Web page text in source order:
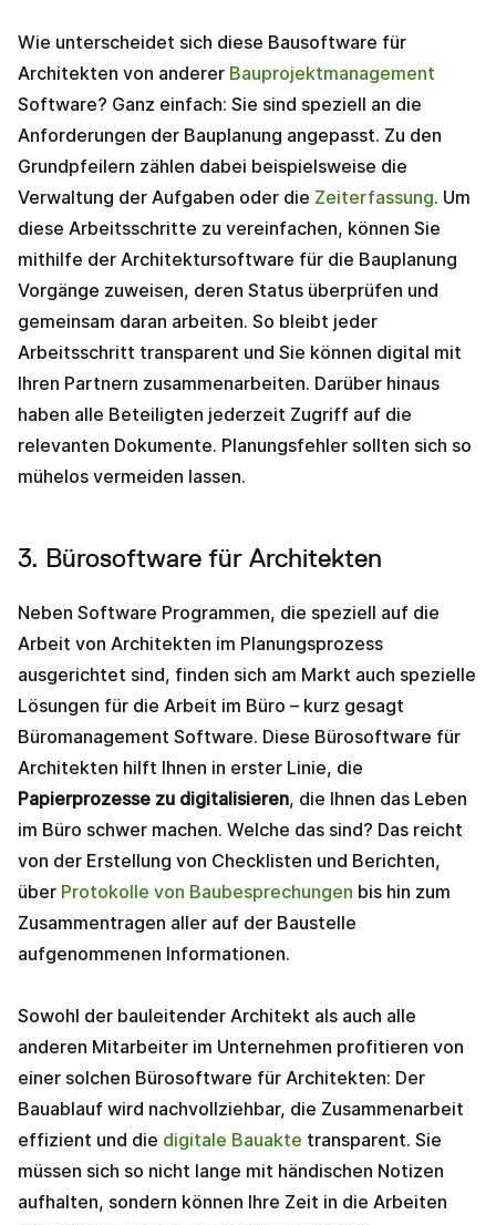
Wie unterscheidet sich diese Bausoftware für
Architekten von anderer Bauprojektmanagement
Software? Ganz einfach: Sie sind speziell an die
Anforderungen der Bauplanung angepasst. Zu den
Grundpfeilern zählen dabei beispielsweise die
Verwaltung der Aufgaben oder die Zeiterfassung. Um
diese Arbeitsschritte zu vereinfachen, können Sie
mithilfe der Architektursoftware für die Bauplanung
Vorgänge zuweisen, deren Status überprüfen und
gemeinsam daran arbeiten. So bleibt jeder
Arbeitsschritt transparent und Sie können digital mit
Ihren Partnern zusammenarbeiten. Darüber hinaus
haben alle Beteiligten jederzeit Zugriff auf die
relevanten Dokumente. Planungsfehler sollten sich so
mühelos vermeiden lassen.
3. Bürosoftware für Architekten
Neben Software Programmen, die speziell auf die
Arbeit von Architekten im Planungsprozess
ausgerichtet sind, finden sich am Markt auch spezielle
Lösungen für die Arbeit im Büro – kurz gesagt
Büromanagement Software. Diese Bürosoftware für
Architekten hilft Ihnen in erster Linie, die
Papierprozesse zu digitalisieren, die Ihnen das Leben
im Büro schwer machen. Welche das sind? Das reicht
von der Erstellung von Checklisten und Berichten,
über Protokolle von Baubesprechungen bis hin zum
Zusammentragen aller auf der Baustelle
aufgenommenen Informationen.
Sowohl der bauleitender Architekt als auch alle
anderen Mitarbeiter im Unternehmen profitieren von
einer solchen Bürosoftware für Architekten: Der
Bauablauf wird nachvollziehbar, die Zusammenarbeit
effizient und die digitale Bauakte transparent. Sie
müssen sich so nicht lange mit händischen Notizen
aufhalten, sondern können Ihre Zeit in die Arbeiten